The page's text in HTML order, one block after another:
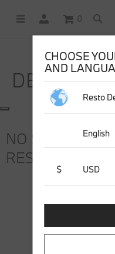
0
COMPRAS EN LÍNEA
DESCUBRA
NO SE
RESULTADOS
CHOOSE
AND
Resto
English
$ USD